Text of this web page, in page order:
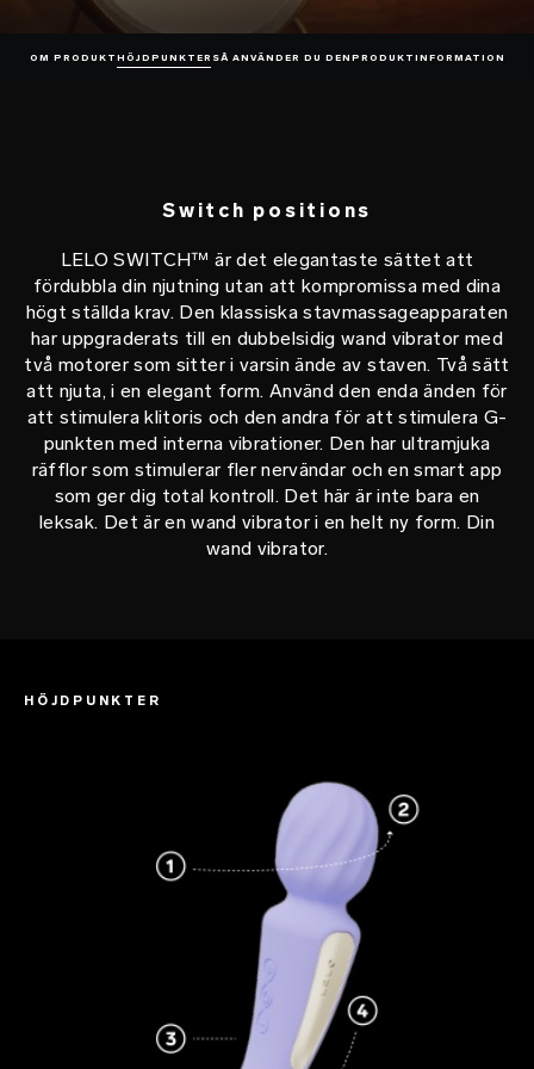
OM PRODUKT HÖJDPUNKTER SÅ ANVÄNDER DU DEN PRODUKTINFORMATION
Switch positions
LELO SWITCH™ är det elegantaste sättet att
fördubbla din njutning utan att kompromissa med dina
högt ställda krav. Den klassiska stavmassageapparaten
har uppgraderats till en dubbelsidig wand vibrator med
två motorer som sitter i varsin ände av staven. Två sätt
att njuta, i en elegant form. Använd den enda änden för
att stimulera klitoris och den andra för att stimulera G-
punkten med interna vibrationer. Den har ultramjuka
räfflor som stimulerar fler nervändar och en smart app
som ger dig total kontroll. Det här är inte bara en
leksak. Det är en wand vibrator i en helt ny form. Din
wand vibrator.
HÖJDPUNKTER